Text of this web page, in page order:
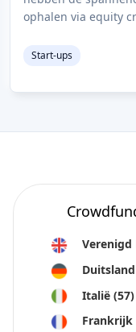
ophalen via equity
Start-ups
Duitsland
Italië (57)
Frankrijk